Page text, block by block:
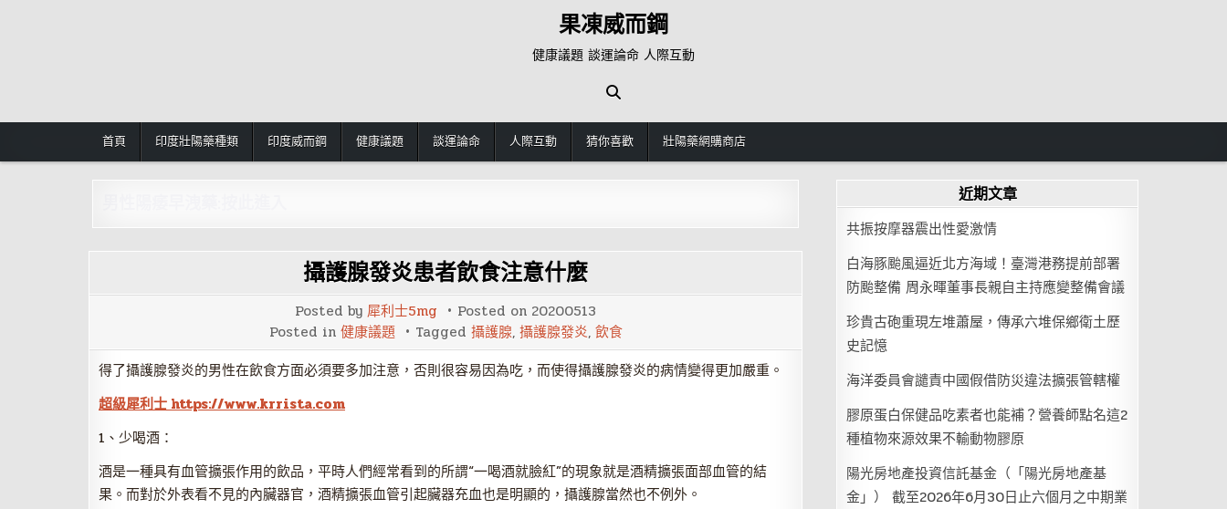
果凍威而鋼
健康議題 談運論命 人際互動
首頁 印度壯陽藥種類 印度威而鋼 健康議題 談運論命 人際互動 猜你喜歡 壯陽藥網購商店
攝護腺發炎患者飲食注意什麼
Posted by 犀利士5mg Posted on 20200513
Posted in 健康議題 Tagged 攝護腺, 攝護腺發炎, 飲食
得了攝護腺發炎的男性在飲食方面必須要多加注意，否則很容易因為吃，而使得攝護腺發炎的病情變得更加嚴重。
超級犀利士 https://www.krrista.com
1、少喝酒：
酒是一種具有血管擴張作用的飲品，平時人們經常看到的所謂“一喝酒就臉紅”的現象就是酒精擴張面部血管的結
果。而對於外表看不見的內臟器官，酒精擴張血管引起臟器充血也是明顯的，攝護腺當然也不例外。
近期文章
共振按摩器震出性愛激情
白海豚颱風逼近北方海域！臺灣港務提前部署
防颱整備 周永暉董事長親自主持應變整備會議
珍貴古砲重現左堆蕭屋，傳承六堆保鄉衛土歷
史記憶
海洋委員會譴責中國假借防災違法擴張管轄權
膠原蛋白保健品吃素者也能補？營養師點名這2
種植物來源效果不輸動物膠原
陽光房地產投資信託基金（「陽光房地產基
金」） 截至2026年6月30日止六個月之中期業